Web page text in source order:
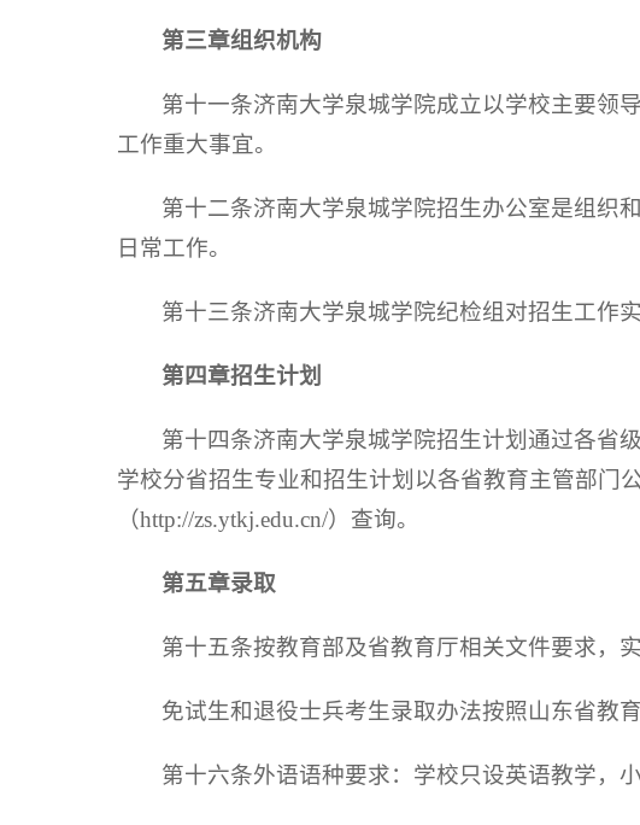
第三章组织机构
第十一条济南大学泉城学院成立以学校主要领
工作重大事宜。
第十二条济南大学泉城学院招生办公室是组织
日常工作。
第十三条济南大学泉城学院纪检组对招生工作实
第四章招生计划
第十四条济南大学泉城学院招生计划通过各省
学校分省招生专业和招生计划以各省教育主管部门
（http://zs.ytkj.edu.cn/）查询。
第五章录取
第十五条按教育部及省教育厅相关文件要求，
免试生和退役士兵考生录取办法按照山东省教
第十六条外语语种要求：学校只设英语教学，